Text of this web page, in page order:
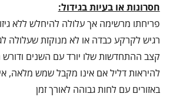
חסרונות או בעיות בגידול:
פריחתו מרשימה אך עלולה להיחלש ללא
רגיש לקרקע כבדה או לא מנוקזת שעלולה
קצב ההתחדשות שלו יורד עם השנים ודורש
להיראות דליל אם אינו מקבל שמש מלאה,
באזורים עם לחות גבוהה לאורך זמן